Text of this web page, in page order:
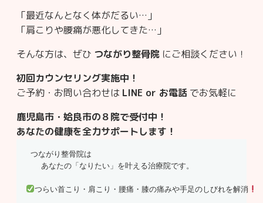
「最近なんとなく体がだるい…」
「肩こりや腰痛が悪化してきた…」
そんな方は、ぜひ つながり整骨院 にご相談ください！
初回カウンセリング実施中！
ご予約・お問い合わせは LINE or お電話 でお気軽に
鹿児島市・姶良市の８院で受付中！
あなたの健康を全力サポートします！
つながり整骨院は
あなたの「なりたい」を叶える治療院です。
つらい首こり・肩こり・腰痛・膝の痛みや手足のしびれを解消